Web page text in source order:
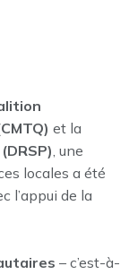
et la
, une
locales a été
l’appui de la
– c’est-à-